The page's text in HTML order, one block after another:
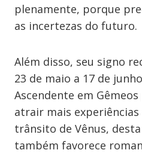
plenamente, porque
as incertezas do futuro.
Além disso, seu signo
23 de maio a 17 de
Ascendente em
atrair mais
trânsito de Vênus,
também favorece